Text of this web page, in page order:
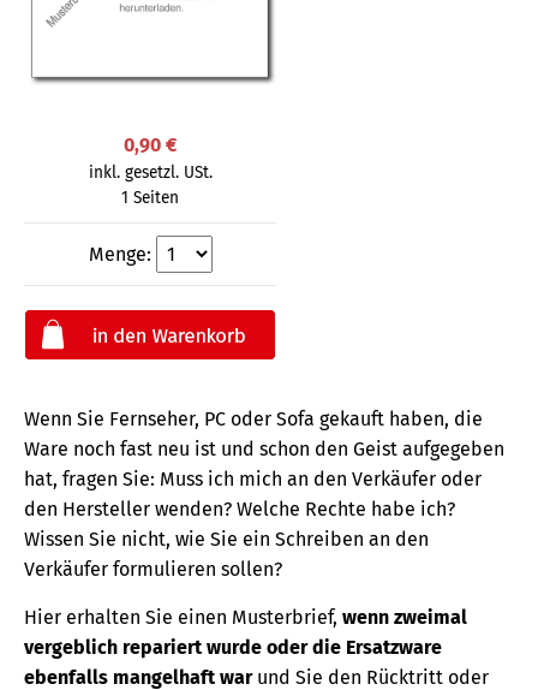
0,90 €
inkl. gesetzl. USt.
1 Seiten
Menge:
Wenn Sie Fernseher, PC oder Sofa gekauft haben, die
Ware noch fast neu ist und schon den Geist aufgegeben
hat, fragen Sie: Muss ich mich an den Verkäufer oder
den Hersteller wenden? Welche Rechte habe ich?
Wissen Sie nicht, wie Sie ein Schreiben an den
Verkäufer formulieren sollen?
Hier erhalten Sie einen Musterbrief, wenn zweimal
vergeblich repariert wurde oder die Ersatzware
ebenfalls mangelhaft war und Sie den Rücktritt oder